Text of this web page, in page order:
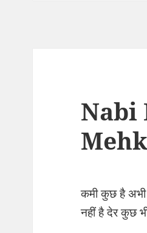
Nabi
कमी कुछ है अभी
नहीं है देर कुछ